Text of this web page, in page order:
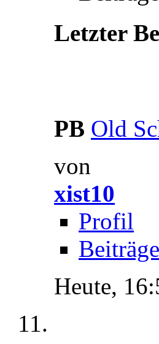
Letzter
PB Old
von
xist10
Profil
Heute,